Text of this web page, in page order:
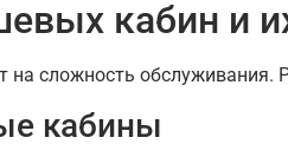
кабин и
на сложность
кабины